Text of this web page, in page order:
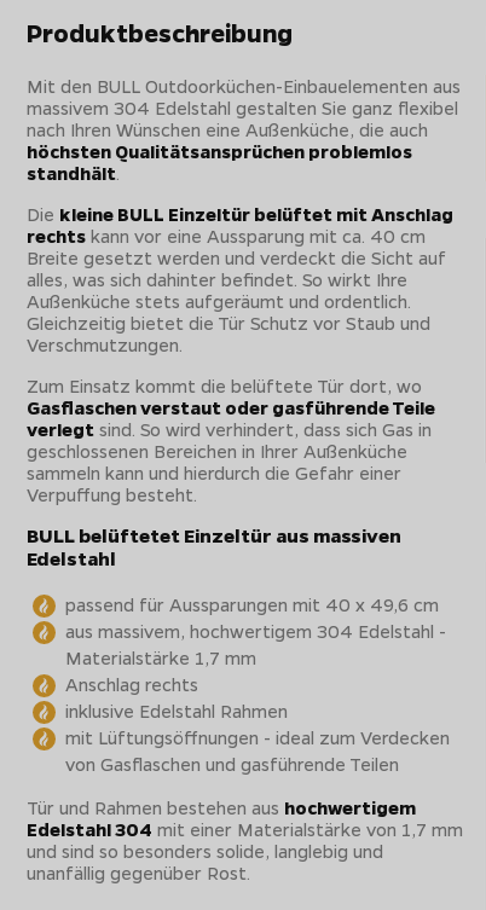
Produktbeschreibung
Mit den BULL Outdoorküchen-Einbauelementen aus
massivem 304 Edelstahl gestalten Sie ganz flexibel
nach Ihren Wünschen eine Außenküche, die auch
höchsten Qualitätsansprüchen problemlos
standhält.
Die kleine BULL Einzeltür belüftet mit Anschlag
rechts kann vor eine Aussparung mit ca. 40 cm
Breite gesetzt werden und verdeckt die Sicht auf
alles, was sich dahinter befindet. So wirkt Ihre
Außenküche stets aufgeräumt und ordentlich.
Gleichzeitig bietet die Tür Schutz vor Staub und
Verschmutzungen.
Zum Einsatz kommt die belüftete Tür dort, wo
Gasflaschen verstaut oder gasführende Teile
verlegt sind. So wird verhindert, dass sich Gas in
geschlossenen Bereichen in Ihrer Außenküche
sammeln kann und hierdurch die Gefahr einer
Verpuffung besteht.
BULL belüftetet Einzeltür aus massiven
Edelstahl
passend für Aussparungen mit 40 x 49,6 cm
aus massivem, hochwertigem 304 Edelstahl -
Materialstärke 1,7 mm
Anschlag rechts
inklusive Edelstahl Rahmen
mit Lüftungsöffnungen - ideal zum Verdecken
von Gasflaschen und gasführende Teilen
Tür und Rahmen bestehen aus hochwertigem
Edelstahl 304 mit einer Materialstärke von 1,7 mm
und sind so besonders solide, langlebig und
unanfällig gegenüber Rost.